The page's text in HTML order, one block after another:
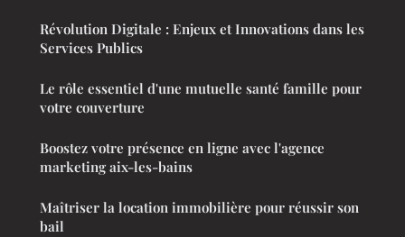
Révolution Digitale : Enjeux et Innovations dans les
Services Publics
Le rôle essentiel d'une mutuelle santé famille pour
votre couverture
Boostez votre présence en ligne avec l'agence
marketing aix-les-bains
Maîtriser la location immobilière pour réussir son
bail